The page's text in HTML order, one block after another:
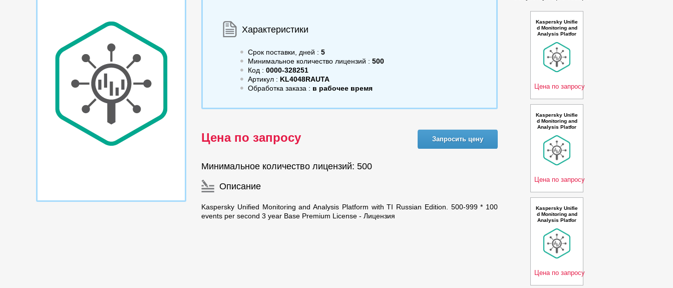
Характеристики
Срок поставки, дней : 5
Минимальное количество лицензий : 500
Код : 0000-328251
Артикул : KL4048RAUTA
Обработка заказа : в рабочее время
Цена по запросу Запросить цену
Минимальное количество лицензий: 500
Описание
Kaspersky Unified Monitoring and Analysis Platform with TI Russian Edition. 500-999 * 100
events per second 3 year Base Premium License - Лицензия
Kaspersky Unifie
d Monitoring and
Analysis Platfor
n. 500-999 * 100
events per seco
nd 3 year Renew
al Premium Plus
License - Лиценз
Цена по запросу
Kaspersky Unifie
d Monitoring and
Analysis Platfor
n Edition. 1500-2
499 * 100 events
per second 1 ye
ar Base Premiu
m License - Лиц
Цена по запросу
Kaspersky Unifie
d Monitoring and
Analysis Platfor
upport, TI and AI
Russian Edition.
1000-1499 * 100
events per seco
nd 1 year Base P
Цена по запросу